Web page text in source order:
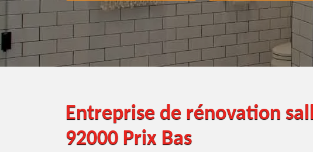
Entreprise de rénovation
92000 Prix Bas